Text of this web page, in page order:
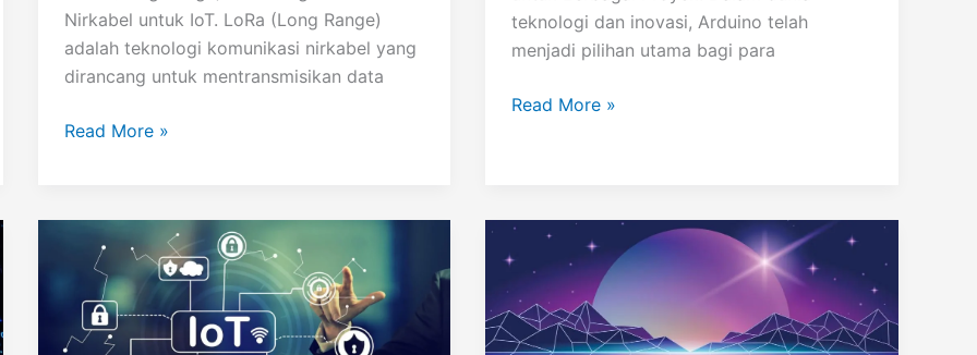
Nirkabel untuk IoT. LoRa (Long Range)
adalah teknologi komunikasi nirkabel yang
dirancang untuk mentransmisikan data
LoRa
Read More »
teknologi dan inovasi, Arduino telah
menjadi pilihan utama bagi para
Arduino
Read More »